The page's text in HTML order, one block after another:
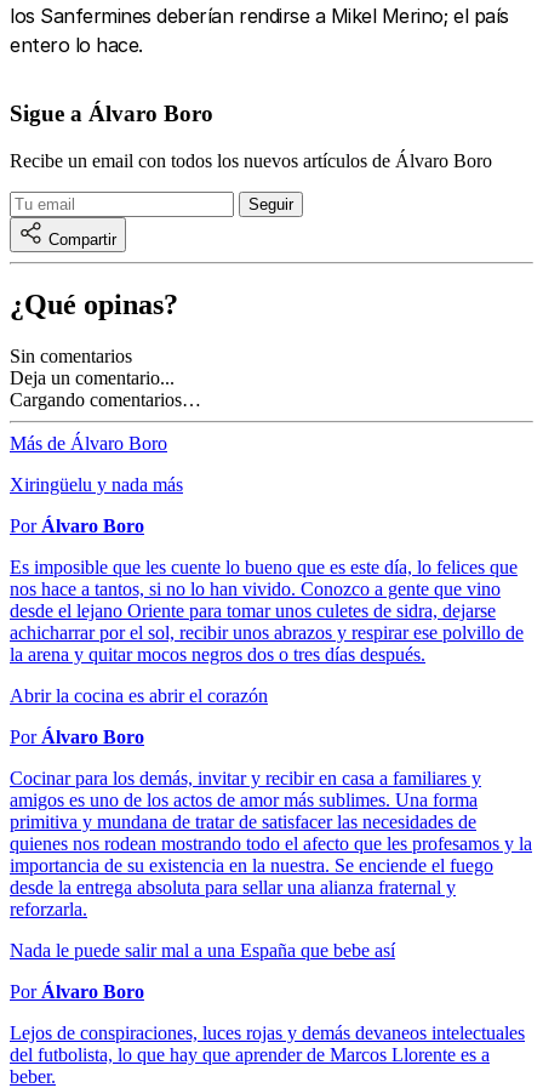
los Sanfermines deberían rendirse a Mikel Merino; el país
entero lo hace.
Sigue a Álvaro Boro
Recibe un email con todos los nuevos artículos de Álvaro Boro
Compartir
¿Qué opinas?
Sin comentarios
Deja un comentario...
Cargando comentarios…
Más de Álvaro Boro
Xiringüelu y nada más
Por Álvaro Boro
Es imposible que les cuente lo bueno que es este día, lo felices que
nos hace a tantos, si no lo han vivido. Conozco a gente que vino
desde el lejano Oriente para tomar unos culetes de sidra, dejarse
achicharrar por el sol, recibir unos abrazos y respirar ese polvillo de
la arena y quitar mocos negros dos o tres días después.
Abrir la cocina es abrir el corazón
Por Álvaro Boro
Cocinar para los demás, invitar y recibir en casa a familiares y
amigos es uno de los actos de amor más sublimes. Una forma
primitiva y mundana de tratar de satisfacer las necesidades de
quienes nos rodean mostrando todo el afecto que les profesamos y la
importancia de su existencia en la nuestra. Se enciende el fuego
desde la entrega absoluta para sellar una alianza fraternal y
reforzarla.
Nada le puede salir mal a una España que bebe así
Por Álvaro Boro
Lejos de conspiraciones, luces rojas y demás devaneos intelectuales
del futbolista, lo que hay que aprender de Marcos Llorente es a
beber.